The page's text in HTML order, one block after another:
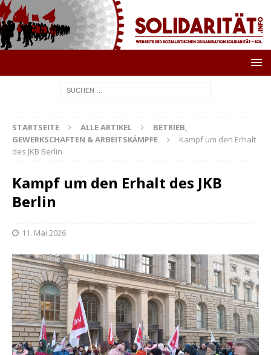
STARTSEITE ALLE ARTIKEL
BETRIEB,
GEWERKSCHAFTEN & ARBEITSKÄMPFE
Kampf um den Erhalt
des JKB Berlin
Kampf um den Erhalt des JKB
Berlin
11. Mai 2026